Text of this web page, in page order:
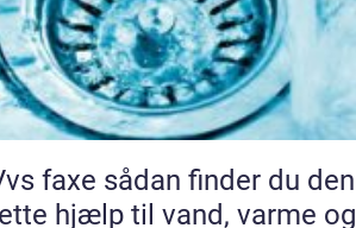
sådan finder du den
hjælp til vand, varme og